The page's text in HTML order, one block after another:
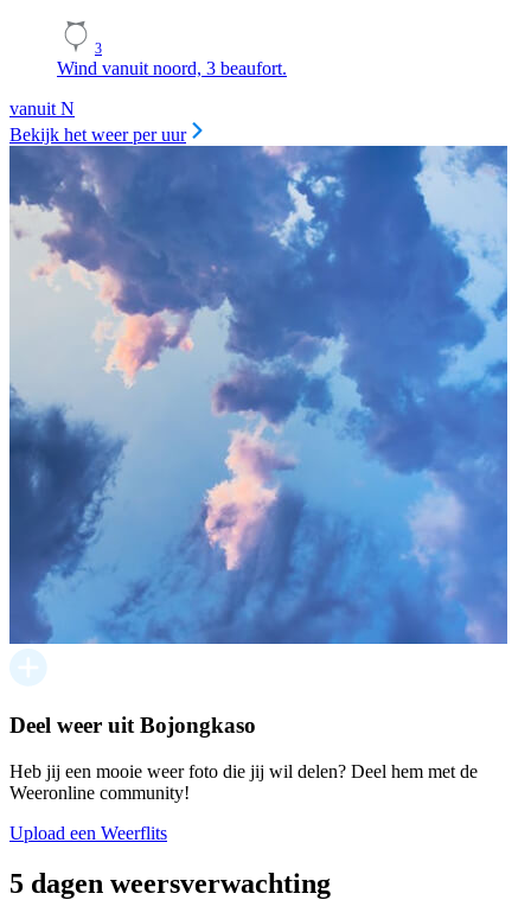
3
Wind vanuit noord, 3 beaufort.
vanuit N
Bekijk het weer per uur
Deel weer uit Bojongkaso
Heb jij een mooie weer foto die jij wil delen? Deel hem met de
Weeronline community!
Upload een Weerflits
5 dagen weersverwachting